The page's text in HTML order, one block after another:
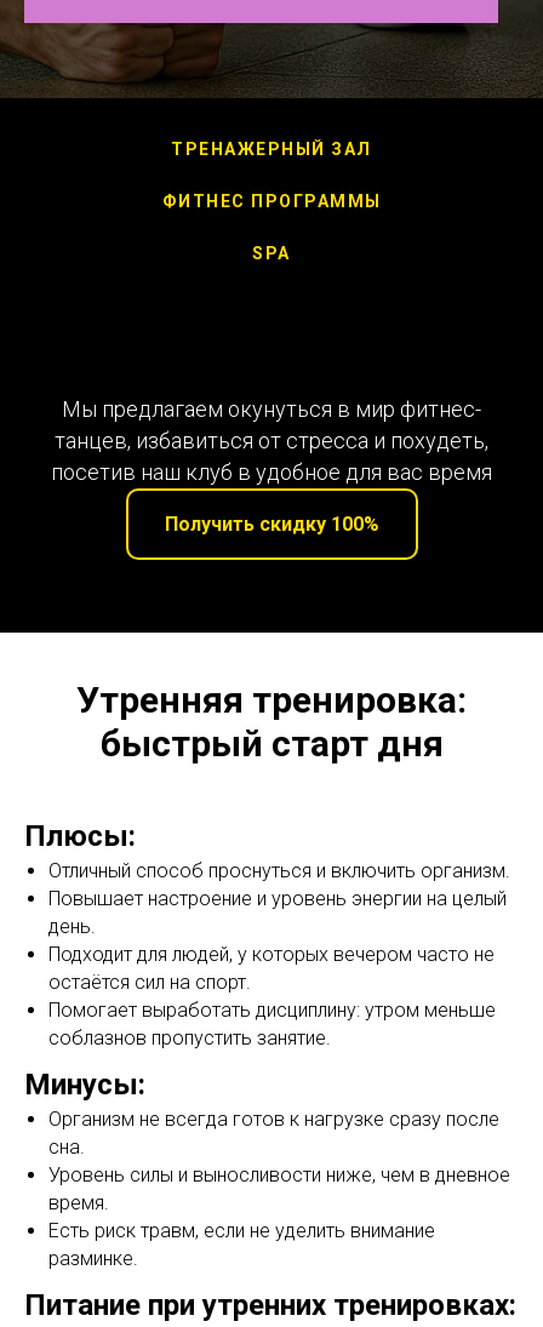
ТРЕНАЖЕРНЫЙ ЗАЛ
ФИТНЕС ПРОГРАММЫ
SPA
Мы предлагаем окунуться в мир фитнес-
танцев, избавиться от стресса и похудеть,
посетив наш клуб в удобное для вас время
Получить скидку 100%
Утренняя тренировка:
быстрый старт дня
Плюсы:
Отличный способ проснуться и включить организм.
Повышает настроение и уровень энергии на целый
день.
Подходит для людей, у которых вечером часто не
остаётся сил на спорт.
Помогает выработать дисциплину: утром меньше
соблазнов пропустить занятие.
Минусы:
Организм не всегда готов к нагрузке сразу после
сна.
Уровень силы и выносливости ниже, чем в дневное
время.
Есть риск травм, если не уделить внимание
разминке.
Питание при утренних тренировках: